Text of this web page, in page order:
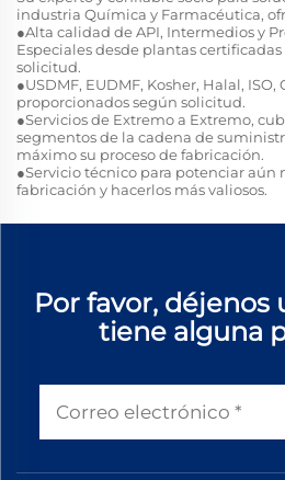
industria Química y Farmacéutica,
●Alta calidad de API, Intermedios y
Especiales desde plantas certificadas
solicitud.
●USDMF, EUDMF, Kosher, Halal, ISO,
proporcionados según solicitud.
●Servicios de Extremo a Extremo,
segmentos de la cadena de
máximo su proceso de fabricación.
●Servicio técnico para potenciar aún
fabricación y hacerlos más valiosos.
Por favor, déjenos
tiene alguna